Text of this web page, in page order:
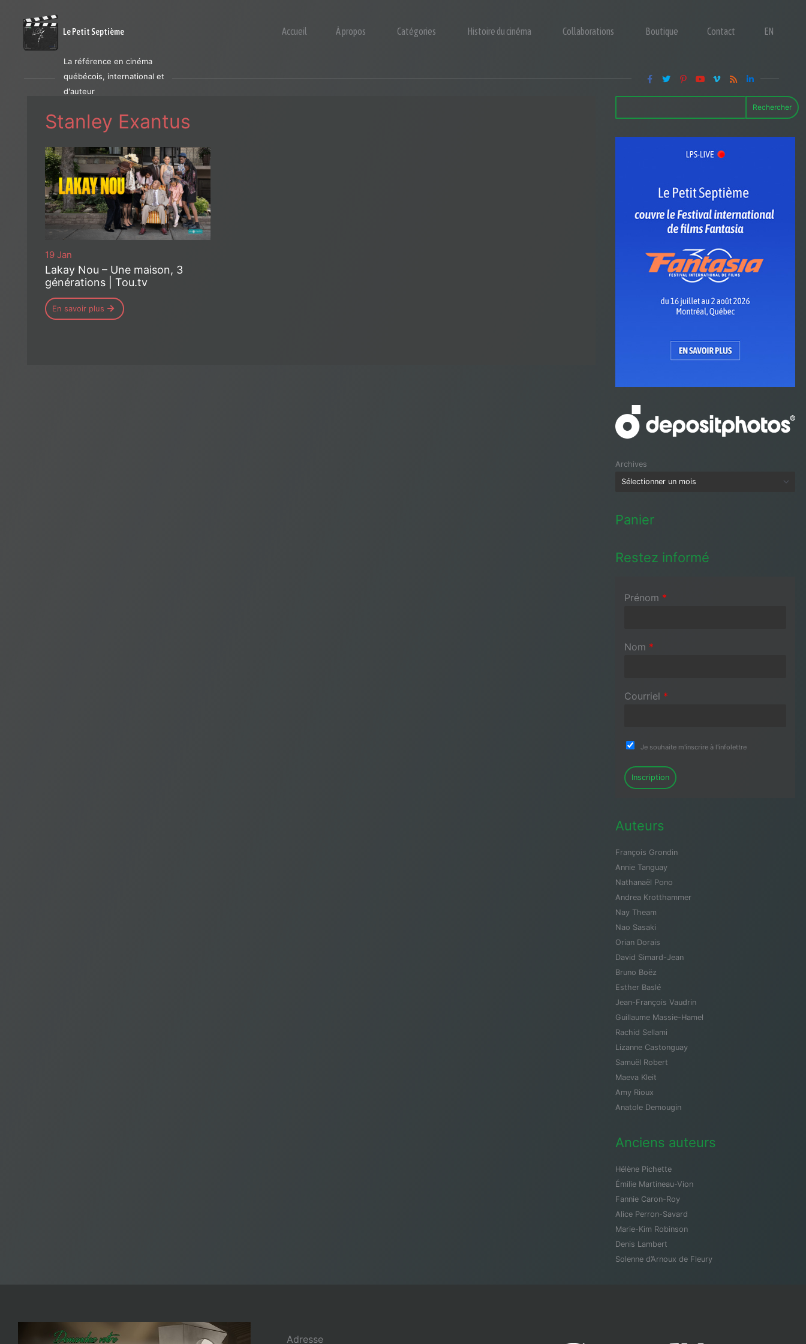
Le Petit Septième Accueil À propos Catégories Histoire du cinéma Collaborations Boutique Contact EN
La référence en cinéma
québécois, international et
d'auteur
Stanley Exantus
19 Jan
Lakay Nou – Une maison, 3
générations | Tou.tv
En savoir plus
Rechercher
Archives
Panier
Restez informé
Prénom *
Nom *
Courriel *
Je souhaite m'inscrire à l'infolettre
Inscription
Auteurs
François Grondin
Annie Tanguay
Nathanaël Pono
Andrea Krotthammer
Nay Theam
Nao Sasaki
Orian Dorais
David Simard-Jean
Bruno Boëz
Esther Baslé
Jean-François Vaudrin
Guillaume Massie-Hamel
Rachid Sellami
Lizanne Castonguay
Samuël Robert
Maeva Kleit
Amy Rioux
Anatole Demougin
Anciens auteurs
Hélène Pichette
Émilie Martineau-Vion
Fannie Caron-Roy
Alice Perron-Savard
Marie-Kim Robinson
Denis Lambert
Solenne d’Arnoux de Fleury
Adresse